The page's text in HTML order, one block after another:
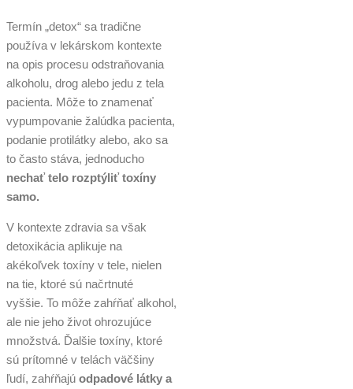
Termín „detox“ sa tradične
používa v lekárskom kontexte
na opis procesu odstraňovania
alkoholu, drog alebo jedu z tela
pacienta. Môže to znamenať
vypumpovanie žalúdka pacienta,
podanie protilátky alebo, ako sa
to často stáva, jednoducho
nechať telo rozptýliť toxíny
samo.
V kontexte zdravia sa však
detoxikácia aplikuje na
akékoľvek toxíny v tele, nielen
na tie, ktoré sú načrtnuté
vyššie. To môže zahŕňať alkohol,
ale nie jeho život ohrozujúce
množstvá. Ďalšie toxíny, ktoré
sú prítomné v telách väčšiny
ľudí, zahŕňajú odpadové látky a